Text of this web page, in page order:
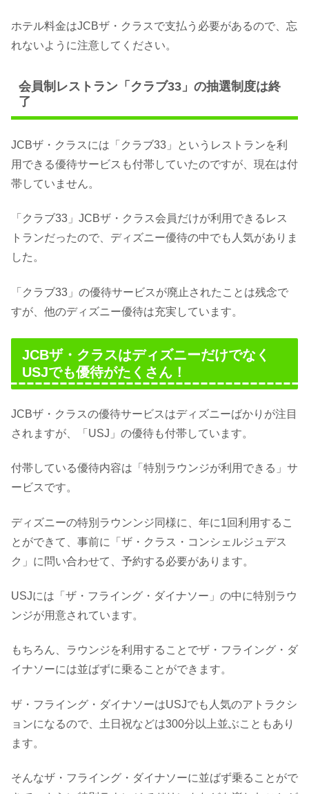
ホテル料金はJCBザ・クラスで支払う必要があるので、忘
れないように注意してください。
会員制レストラン「クラブ33」の抽選制度は終
了
JCBザ・クラスには「クラブ33」というレストランを利
用できる優待サービスも付帯していたのですが、現在は付
帯していません。
「クラブ33」JCBザ・クラス会員だけが利用できるレス
トランだったので、ディズニー優待の中でも人気がありま
した。
「クラブ33」の優待サービスが廃止されたことは残念で
すが、他のディズニー優待は充実しています。
JCBザ・クラスはディズニーだけでなく
USJでも優待がたくさん！
JCBザ・クラスの優待サービスはディズニーばかりが注目
されますが、「USJ」の優待も付帯しています。
付帯している優待内容は「特別ラウンジが利用できる」サ
ービスです。
ディズニーの特別ラウンンジ同様に、年に1回利用するこ
とができて、事前に「ザ・クラス・コンシェルジュデス
ク」に問い合わせて、予約する必要があります。
USJには「ザ・フライング・ダイナソー」の中に特別ラウ
ンジが用意されています。
もちろん、ラウンジを利用することでザ・フライング・ダ
イナソーには並ばずに乗ることができます。
ザ・フライング・ダイナソーはUSJでも人気のアトラクシ
ョンになるので、土日祝などは300分以上並ぶこともあり
ます。
そんなザ・フライング・ダイナソーに並ばず乗ることがで